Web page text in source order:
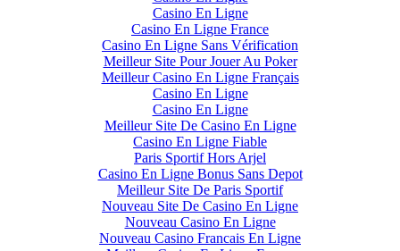
Casino En Ligne
Casino En Ligne France
Casino En Ligne Sans Vérification
Meilleur Site Pour Jouer Au Poker
Meilleur Casino En Ligne Français
Casino En Ligne
Casino En Ligne
Meilleur Site De Casino En Ligne
Casino En Ligne Fiable
Paris Sportif Hors Arjel
Casino En Ligne Bonus Sans Depot
Meilleur Site De Paris Sportif
Nouveau Site De Casino En Ligne
Nouveau Casino En Ligne
Nouveau Casino Francais En Ligne